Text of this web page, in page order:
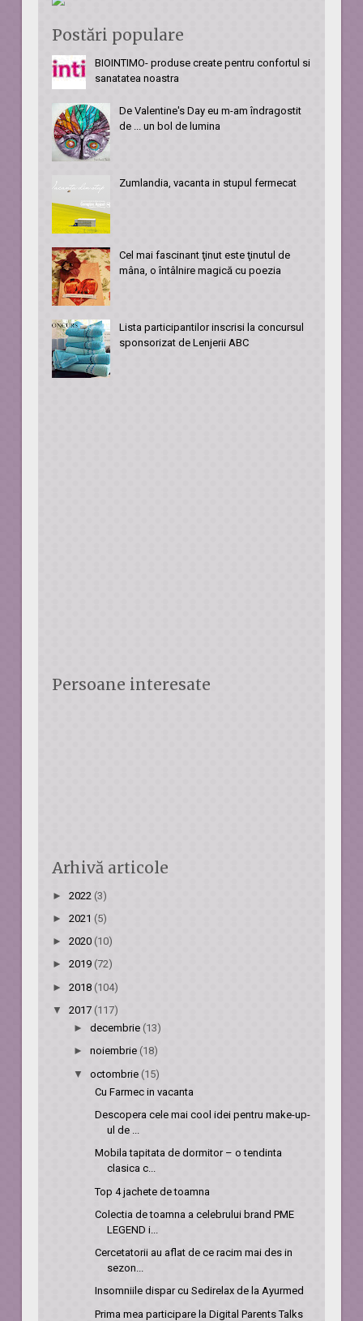
Postări populare
BIOINTIMO- produse create pentru confortul si
sanatatea noastra
De Valentine's Day eu m-am îndragostit
de ... un bol de lumina
Zumlandia, vacanta in stupul fermecat
Cel mai fascinant ţinut este ţinutul de
mâna, o întâlnire magică cu poezia
Lista participantilor inscrisi la concursul
sponsorizat de Lenjerii ABC
Persoane interesate
Arhivă articole
►2022 (3)
►2021(5)
►2020 (10)
►2019 (72)
►2018 (104)
▼2017(117)
► decembrie (13)
► noiembrie (18)
▼ octombrie (15)
Cu Farmec in vacanta
Descopera cele mai cool idei pentru make-up-
ul de ...
Mobila tapitata de dormitor – o tendinta
clasica c...
Top 4 jachete de toamna
Colectia de toamna a celebrului brand PME
LEGEND i...
Cercetatorii au aflat de ce racim mai des in
sezon...
Insomniile dispar cu Sedirelax de la Ayurmed
Prima mea participare la Digital Parents Talks